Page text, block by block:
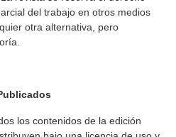
del trabajo en otros medios
otra alternativa, pero
los contenidos de la edición